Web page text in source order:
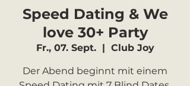
Speed Dating & We
love 30+ Party
Fr., 07. Sept.
  |
Club Joy
Der Abend beginnt mit einem